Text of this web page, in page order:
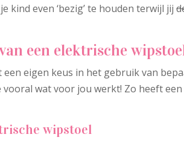
kind even ‘bezig’ te houden terwijl jij
een elektrische
een eigen keus in het gebruik van
wat voor jou werkt! Zo heeft
wipstoel